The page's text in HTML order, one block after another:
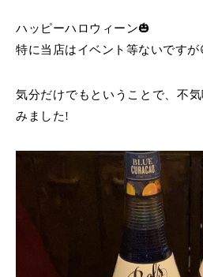
ハッピーハロウィーン🎃
特に当店はイベント等ないですが
気分だけでもということで、不
みました!